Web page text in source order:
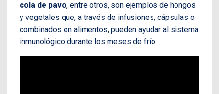
cola de pavo, entre otros, son ejemplos de hongos
y vegetales que, a través de infusiones, cápsulas o
combinados en alimentos, pueden ayudar al sistema
inmunológico durante los meses de frío.